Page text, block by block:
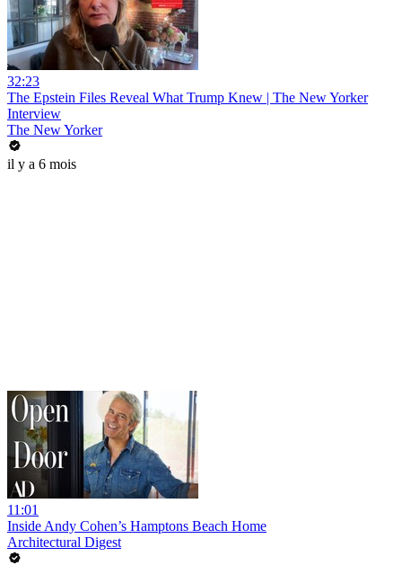
32:23
The Epstein Files Reveal What Trump Knew | The New Yorker
Interview
The New Yorker
il y a 6 mois
11:01
Inside Andy Cohen’s Hamptons Beach Home
Architectural Digest